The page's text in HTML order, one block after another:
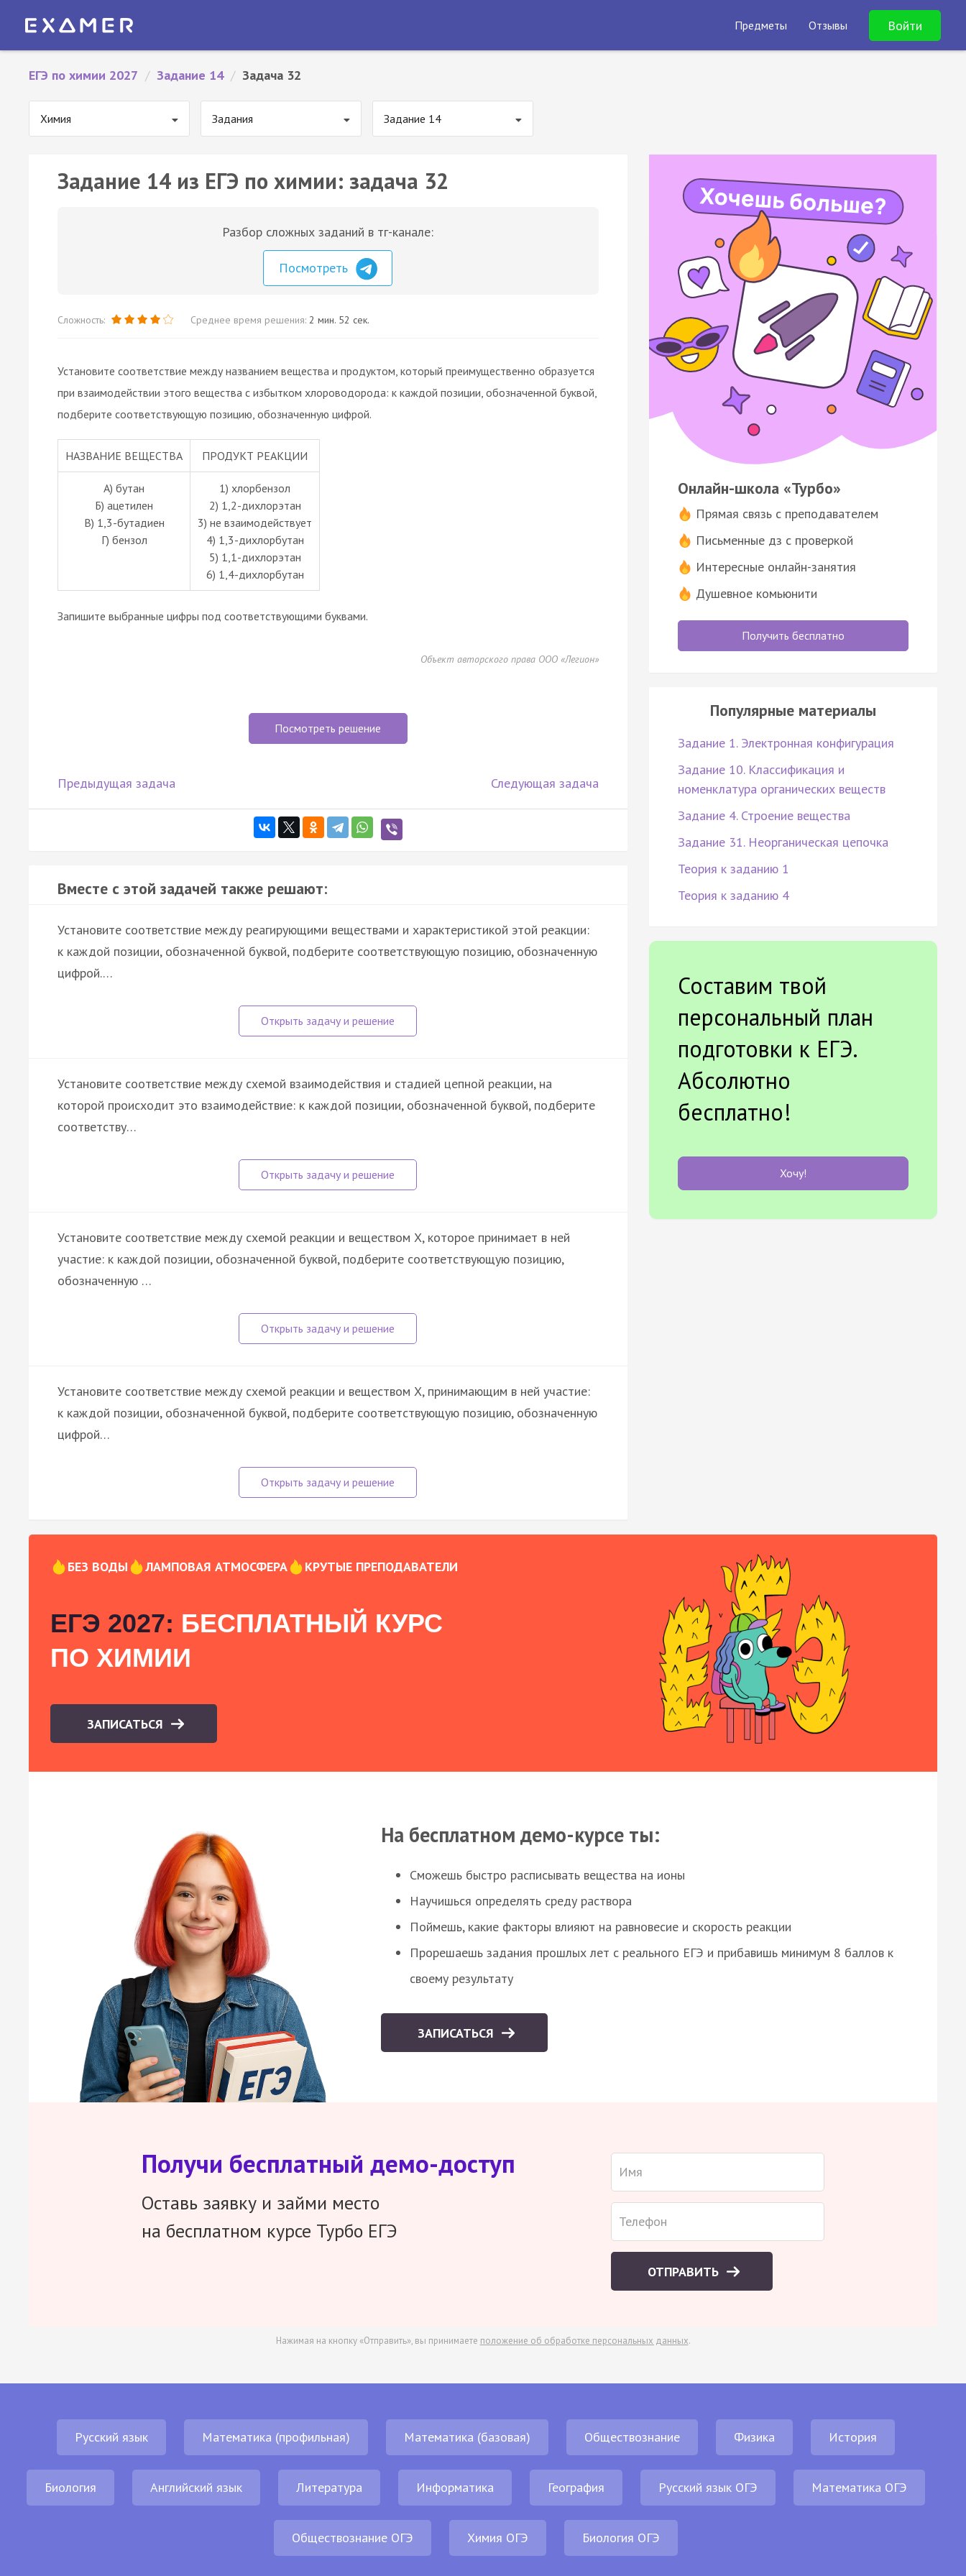
Предметы Отзывы Войти
ЕГЭ по химии 2027 / Задание 14 / Задача 32
Химия Задания Задание 14
Задание 14 из ЕГЭ по химии: задача 32
Разбор сложных заданий в тг-канале:
Посмотреть
Сложность: Среднее время решения: 2 мин. 52 сек.
Установите соответствие между названием вещества и продуктом, который преимущественно образуется
при взаимодействии этого вещества с избытком хлороводорода: к каждой позиции, обозначенной буквой,
подберите соответствующую позицию, обозначенную цифрой.
НАЗВАНИЕ ВЕЩЕСТВА ПРОДУКТ РЕАКЦИИ
А) бутан
Б) ацетилен
В) 1,3-бутадиен
Г) бензол
1) хлорбензол
2) 1,2-дихлорэтан
3) не взаимодействует
4) 1,3-дихлорбутан
5) 1,1-дихлорэтан
6) 1,4-дихлорбутан
Запишите выбранные цифры под соответствующими буквами.
Объект авторского права ООО «Легион»
Посмотреть решение
Предыдущая задача Следующая задача
Вместе с этой задачей также решают:
Установите соответствие между реагирующими веществами и характеристикой этой реакции:
к каждой позиции, обозначенной буквой, подберите соответствующую позицию, обозначенную
цифрой.…
Установите соответствие между схемой взаимодействия и стадией цепной реакции, на
которой происходит это взаимодействие: к каждой позиции, обозначенной буквой, подберите
соответству…
Установите соответствие между схемой реакции и веществом X, которое принимает в ней
участие: к каждой позиции, обозначенной буквой, подберите соответствующую позицию,
обозначенную …
Установите соответствие между схемой реакции и веществом Х, принимающим в ней участие:
к каждой позиции, обозначенной буквой, подберите соответствующую позицию, обозначенную
цифрой…
Онлайн-школа «Турбо»
Прямая связь с преподавателем
Письменные дз с проверкой
Интересные онлайн-занятия
Душевное комьюнити
Получить бесплатно
Популярные материалы
Задание 1. Электронная конфигурация
Задание 10. Классификация и
номенклатура органических веществ
Задание 4. Строение вещества
Задание 31. Неорганическая цепочка
Теория к заданию 1
Теория к заданию 4
Составим твой
персональный план
подготовки к ЕГЭ.
Абсолютно
бесплатно!
Хочу!
БЕЗ ВОДЫ ЛАМПОВАЯ АТМОСФЕРА КРУТЫЕ ПРЕПОДАВАТЕЛИ
ЕГЭ 2027: БЕСПЛАТНЫЙ КУРС
ПО ХИМИИ
ЗАПИСАТЬСЯ
На бесплатном демо-курсе ты:
Сможешь быстро расписывать вещества на ионы
Научишься определять среду раствора
Поймешь, какие факторы влияют на равновесие и скорость реакции
Прорешаешь задания прошлых лет с реального ЕГЭ и прибавишь минимум 8 баллов к
своему результату
ЗАПИСАТЬСЯ
Получи бесплатный демо-доступ
Оставь заявку и займи место
на бесплатном курсе Турбо ЕГЭ
ОТПРАВИТЬ
Нажимая на кнопку «Отправить», вы принимаете положение об обработке персональных данных.
Русский язык Математика (профильная) Математика (базовая) Обществознание Физика История
Биология Английский язык Литература Информатика География Русский язык ОГЭ Математика ОГЭ
Обществознание ОГЭ Химия ОГЭ Биология ОГЭ